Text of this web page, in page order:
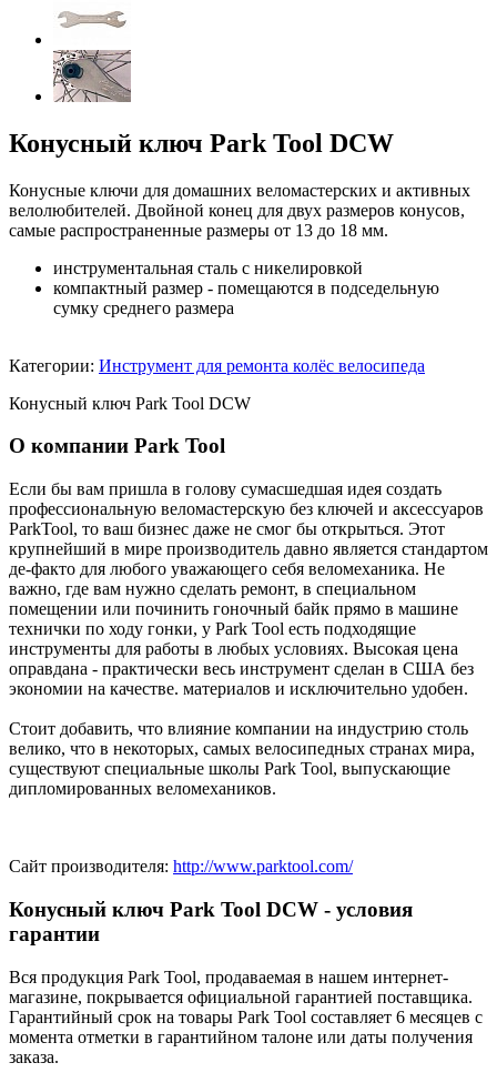
Конусный ключ Park Tool DCW
Конусные ключи для домашних веломастерских и активных
велолюбителей. Двойной конец для двух размеров конусов,
самые распространенные размеры от 13 до 18 мм.
инструментальная сталь с никелировкой
компактный размер - помещаются в подседельную
сумку среднего размера
Категории: Инструмент для ремонта колёс велосипеда
Конусный ключ Park Tool DCW
О компании Park Tool
Если бы вам пришла в голову сумасшедшая идея создать
профессиональную веломастерскую без ключей и аксессуаров
ParkTool, то ваш бизнес даже не смог бы открыться. Этот
крупнейший в мире производитель давно является стандартом
де-факто для любого уважающего себя веломеханика. Не
важно, где вам нужно сделать ремонт, в специальном
помещении или починить гоночный байк прямо в машине
технички по ходу гонки, у Park Tool есть подходящие
инструменты для работы в любых условиях. Высокая цена
оправдана - практически весь инструмент сделан в США без
экономии на качестве. материалов и исключительно удобен.
Стоит добавить, что влияние компании на индустрию столь
велико, что в некоторых, самых велосипедных странах мира,
существуют специальные школы Park Tool, выпускающие
дипломированных веломехаников.
Сайт производителя: http://www.parktool.com/
Конусный ключ Park Tool DCW - условия
гарантии
Вся продукция Park Tool, продаваемая в нашем интернет-
магазине, покрывается официальной гарантией поставщика.
Гарантийный срок на товары Park Tool составляет 6 месяцев с
момента отметки в гарантийном талоне или даты получения
заказа.